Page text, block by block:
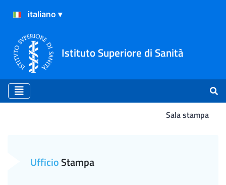
Istituto Superiore di Sanità
Sala stampa
UfficioStampa